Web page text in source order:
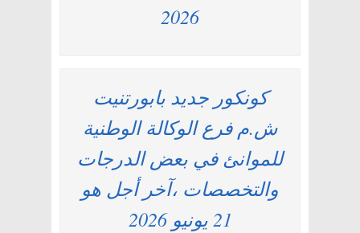
2026
كونكور جديد بابورتنيت
ش.م فرع الوكالة الوطنية
للموانئ في بعض الدرجات
والتخصصات ،آخر أجل هو
21 يونيو 2026